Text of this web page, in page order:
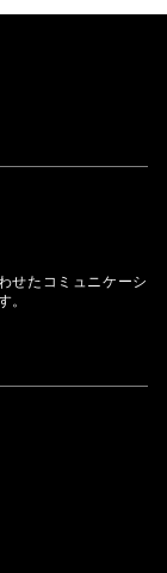
せたコミュニケーシ
。